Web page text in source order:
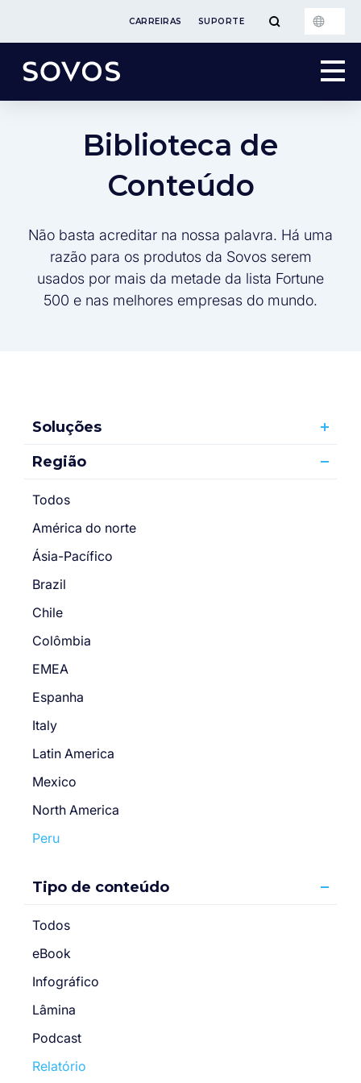
CARREIRAS SUPORTE
Biblioteca de
Conteúdo
Não basta acreditar na nossa palavra. Há uma
razão para os produtos da Sovos serem
usados por mais da metade da lista Fortune
500 e nas melhores empresas do mundo.
Soluções
Região
Todos
América do norte
Ásia-Pacífico
Brazil
Chile
Colômbia
EMEA
Espanha
Italy
Latin America
Mexico
North America
Peru
Tipo de conteúdo
Todos
eBook
Infográfico
Lâmina
Podcast
Relatório